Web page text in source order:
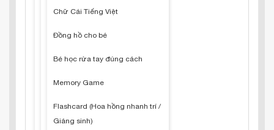
Chữ Cái Tiếng Việt
Đồng hồ cho bé
Bé học rửa tay đúng cách
Memory Game
Flashcard (Hoa hồng nhanh trí /
Giáng sinh)